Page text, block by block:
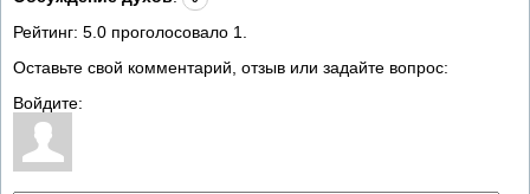
Рейтинг: 5.0 проголосовало 1
Оставьте свой комментарий, отзыв или задайте вопрос:
Войдите: